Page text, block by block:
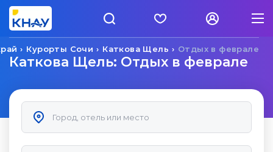
Отдых в феврале
Каткова Щель
Курорты Сочи
Каткова Щель: Отдых в феврале